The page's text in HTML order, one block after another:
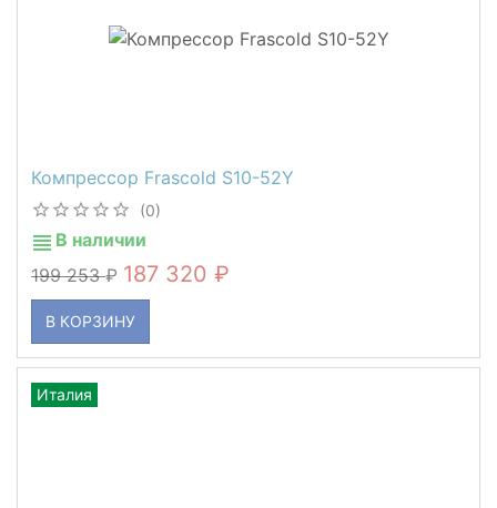
Компрессор Frascold S10-52Y
(0)
В наличии
199 253
187 320
В КОРЗИНУ
Италия